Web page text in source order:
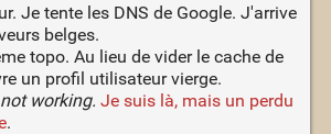
Je tente les DNS de Google. J'arrive
belges.
topo. Au lieu de vider le cache de
un profil utilisateur vierge.
working. Je suis là, mais un perdu
.